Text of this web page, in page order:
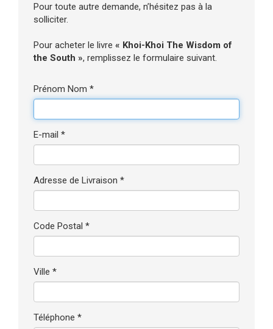
Pour toute autre demande, n’hésitez pas à la
solliciter.
Pour acheter le livre « Khoi-Khoi The Wisdom of
the South », remplissez le formulaire suivant.
Prénom Nom *
E-mail *
Adresse de Livraison *
Code Postal *
Ville *
Téléphone *